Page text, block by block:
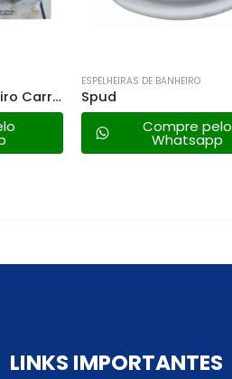
Kit Acessorio Banheiro Carrara Unica Branco
ESPELHEIRAS DE BANHEIRO
Spud
Compre pelo
Whatsapp
LINKS IMPORTANTES